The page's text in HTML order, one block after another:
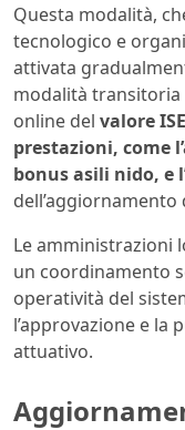
Questa modalità,
tecnologico e
attivata
modalità
online del valore
prestazioni, come
bonus asili nido, e
Le amministrazioni
un coordinamento
operatività del
l’approvazione e la
attuativo.